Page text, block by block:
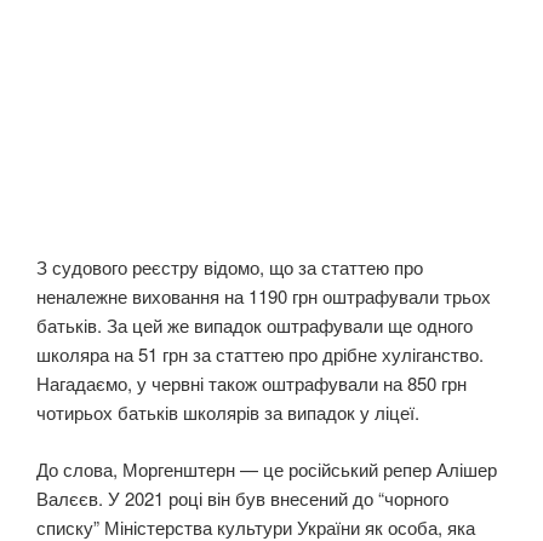
З судового реєстру відомо, що за статтею про
неналежне виховання на 1190 грн оштрафували трьох
батьків. За цей же випадок оштрафували ще одного
школяра на 51 грн за статтею про дрібне хуліганство.
Нагадаємо, у червні також оштрафували на 850 грн
чотирьох батьків школярів за випадок у ліцеї.
До слова, Моргенштерн — це російський репер Алішер
Валєєв. У 2021 році він був внесений до “чорного
списку” Міністерства культури України як особа, яка